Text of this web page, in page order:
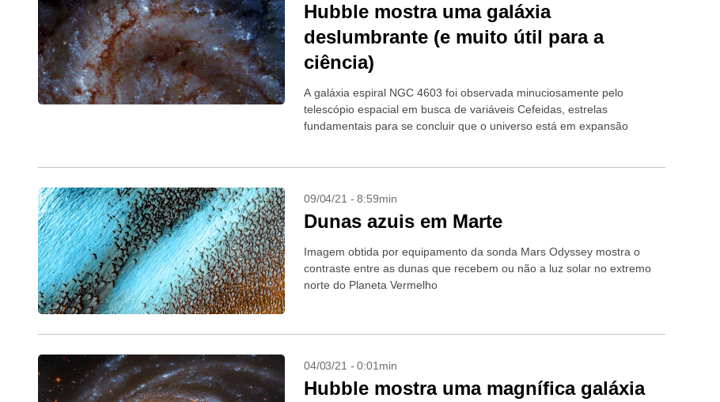
Hubble mostra uma galáxia
deslumbrante (e muito útil para a
ciência)
A galáxia espiral NGC 4603 foi observada minuciosamente pelo
telescópio espacial em busca de variáveis Cefeidas, estrelas
fundamentais para se concluir que o universo está em expansão
09/04/21 - 8:59min
Dunas azuis em Marte
Imagem obtida por equipamento da sonda Mars Odyssey mostra o
contraste entre as dunas que recebem ou não a luz solar no extremo
norte do Planeta Vermelho
04/03/21 - 0:01min
Hubble mostra uma magnífica galáxia